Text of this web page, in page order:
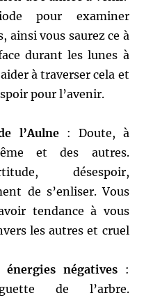
pour examiner
ainsi vous saurez ce à
durant les lunes à
à traverser cela et
pour l’avenir.
l’Aulne : Doute, à
et des autres.
désespoir,
de s’enliser. Vous
tendance à vous
les autres et cruel
négatives :
de l’arbre.